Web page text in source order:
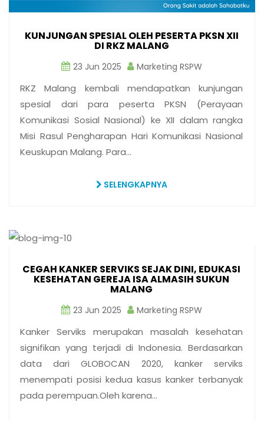
KUNJUNGAN SPESIAL OLEH PESERTA PKSN XII
DI RKZ MALANG
23 Jun 2025 Marketing RSPW
RKZ Malang kembali mendapatkan kunjungan
spesial dari para peserta PKSN (Perayaan
Komunikasi Sosial Nasional) ke XII dalam rangka
Misi Rasul Pengharapan Hari Komunikasi Nasional
Keuskupan Malang. Para…
SELENGKAPNYA
CEGAH KANKER SERVIKS SEJAK DINI, EDUKASI
KESEHATAN GEREJA ISA ALMASIH SUKUN
MALANG
23 Jun 2025 Marketing RSPW
Kanker Serviks merupakan masalah kesehatan
signifikan yang terjadi di Indonesia. Berdasarkan
data dari GLOBOCAN 2020, kanker serviks
menempati posisi kedua kasus kanker terbanyak
pada perempuan.Oleh karena…